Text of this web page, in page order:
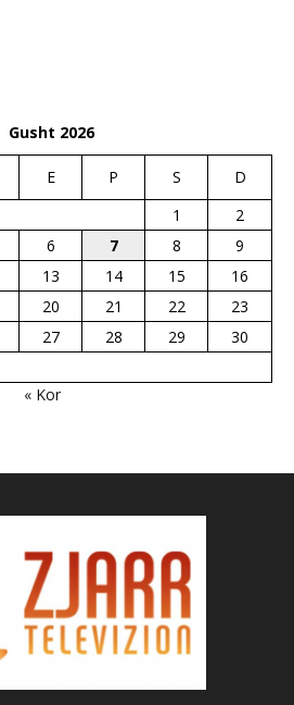
Gusht 2026
E P S
D
1
2
6 7 8
9
13 14 15
16
20 21 22
23
27 28 29
30
« Kor